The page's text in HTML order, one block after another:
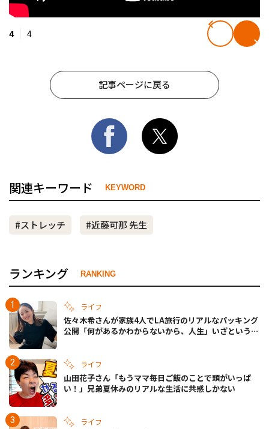
4 4
記事ページに戻る
関連キーワード KEYWORD
#ストレッチ #近藤可那 先生
ランキング RANKING
ライフ
佐々木希さんが家族4人でLA旅行のリアルなパッキング
公開「何があるかわからないから、人生」いざというと
ライフ
山田花子さん「もうママ毎日ご飯のことで頭がいっぱ
い！」兄弟夏休みのリアルな生活に共感しかない
ライフ